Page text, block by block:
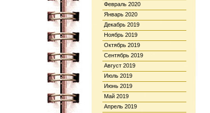
Февраль 2020
Январь 2020
Декабрь 2019
Ноябрь 2019
Октябрь 2019
Сентябрь 2019
Август 2019
Июль 2019
Июнь 2019
Май 2019
Апрель 2019